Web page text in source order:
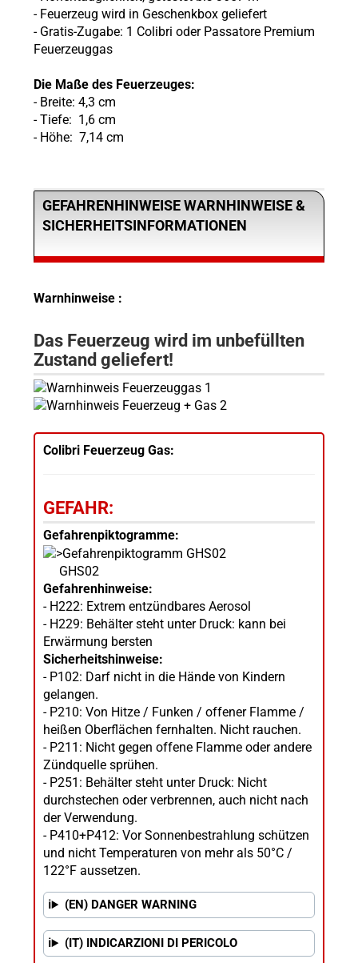
- Feuerzeug wird in Geschenkbox geliefert
- Gratis-Zugabe: 1 Colibri oder Passatore Premium
Feuerzeuggas
Die Maße des Feuerzeuges:
- Breite: 4,3 cm
- Tiefe: 1,6 cm
- Höhe: 7,14 cm
GEFAHRENHINWEISE WARNHINWEISE &
SICHERHEITSINFORMATIONEN
Warnhinweise :
Das Feuerzeug wird im unbefüllten
Zustand geliefert!
Colibri Feuerzeug Gas:
GEFAHR:
Gefahrenpiktogramme:
GHS02
Gefahrenhinweise:
- H222: Extrem entzündbares Aerosol
- H229: Behälter steht unter Druck: kann bei
Erwärmung bersten
Sicherheitshinweise:
- P102: Darf nicht in die Hände von Kindern
gelangen.
- P210: Von Hitze / Funken / offener Flamme /
heißen Oberflächen fernhalten. Nicht rauchen.
- P211: Nicht gegen offene Flamme oder andere
Zündquelle sprühen.
- P251: Behälter steht unter Druck: Nicht
durchstechen oder verbrennen, auch nicht nach
der Verwendung.
- P410+P412: Vor Sonnenbestrahlung schützen
und nicht Temperaturen von mehr als 50°C /
122°F aussetzen.
(EN) DANGER WARNING
(IT) INDICARZIONI DI PERICOLO